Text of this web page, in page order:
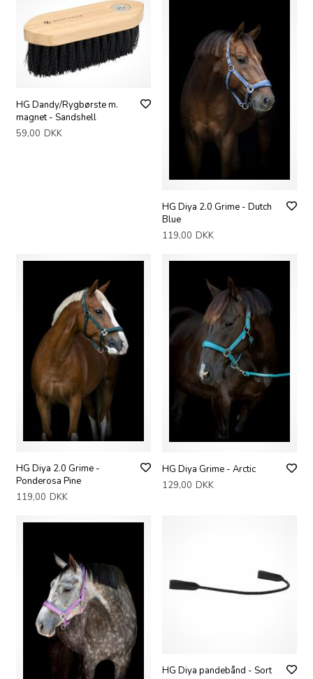
HG Dandy/Rygbørste m.
magnet - Sandshell
59,00 DKK
HG Diya 2.0 Grime - Dutch
Blue
119,00 DKK
HG Diya 2.0 Grime -
Ponderosa Pine
119,00 DKK
HG Diya Grime - Arctic
129,00 DKK
HG Diya pandebånd - Sort